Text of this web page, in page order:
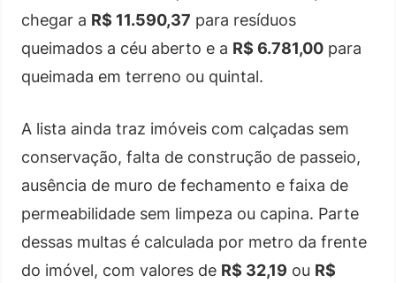
chegar a R$ 11.590,37 para resíduos
queimados a céu aberto e a R$ 6.781,00 para
queimada em terreno ou quintal.
A lista ainda traz imóveis com calçadas sem
conservação, falta de construção de passeio,
ausência de muro de fechamento e faixa de
permeabilidade sem limpeza ou capina. Parte
dessas multas é calculada por metro da frente
do imóvel, com valores de R$ 32,19 ou R$